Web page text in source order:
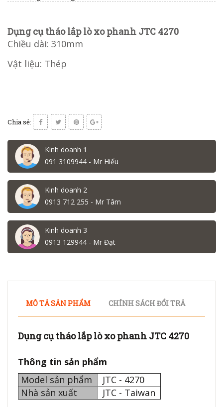
Dụng cụ tháo lắp lò xo phanh JTC 4270
Chiều dài: 310mm
Vật liệu: Thép
Chia sẻ:
Kinh doanh 1
091 3109944 - Mr Hiếu
Kinh doanh 2
0913 712 255 - Mr Tâm
Kinh doanh 3
0913 129944 - Mr Đạt
MÔ TẢ SẢN PHẨM CHÍNH SÁCH ĐỔI TRẢ
Dụng cụ tháo lắp lò xo phanh JTC 4270
Thông tin sản phẩm
Model sản phẩm
JTC - 4270
Nhà sản xuất
JTC - Taiwan